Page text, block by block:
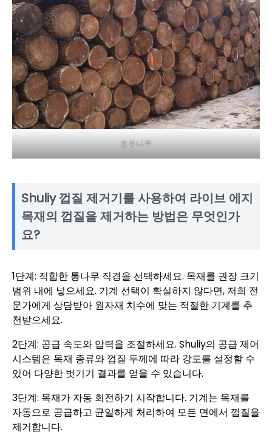
호두나무
Shuliy 껍질 제거기를 사용하여 라이브 에지
목재의 껍질을 제거하는 방법은 무엇인가
요?
1단계: 적합한 통나무 직경을 선택하세요. 목재를 권장 크기
범위 내에 넣으세요. 기계 선택이 확실하지 않다면, 저희 전
문가에게 상담받아 원자재 치수에 맞는 적절한 기계를 추
천받으세요.
2단계: 공급 속도와 압력을 조절하세요. Shuliy의 공급 제어
시스템은 목재 종류와 껍질 두께에 따라 강도를 설정할 수
있어 다양한 벗기기 결과를 얻을 수 있습니다.
3단계: 목재가 자동 회전하기 시작합니다. 기계는 목재를
자동으로 공급하고 균일하게 처리하여 모든 면에서 껍질을
제거합니다.